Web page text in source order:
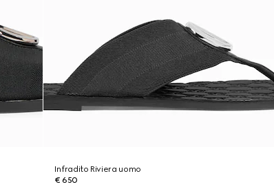
Infradito Riviera uomo
€ 650